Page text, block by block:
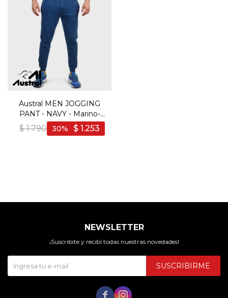
Austral MEN JOGGING
PANT - NAVY - Marino-
Azul
$ 1.790 $ 1.253
30
NEWSLETTER
¡Suscribite y recibí todas nuestras novedades!
SUSCRIBIRME
 